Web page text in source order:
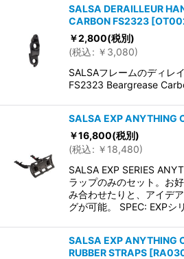
SALSA DERAILLEUR
CARBON FS2323 [
￥2,800(税別)
(税込: ￥ 3,080)
SALSAフレームのディレ
FS2323 Beargrease
SALSA EXP ANYTHING
￥16,800(税別)
(税込: ￥ 18,480)
SALSA EXP SERIES
ラップのみのセット。お
み合わせたりと、アイデ
グが可能。 SPEC: EXPシ
SALSA EXP ANYTHING
RUBBER STRAPS [